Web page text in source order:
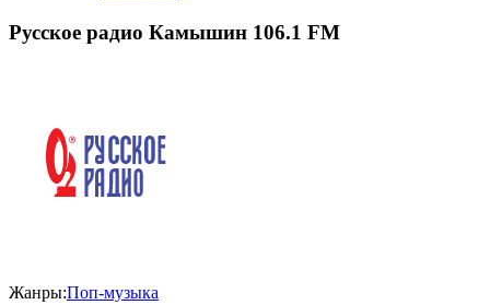
Русское радио Камышин 106.1 FM
Жанры:Поп-музыка